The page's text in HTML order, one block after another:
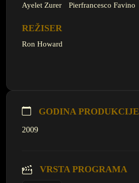
Ayelet Zurer
Pierfrancesco Favino
REŽISER
Ron Howard
GODINA PRODUKCIJE
2009
VRSTA PROGRAMA